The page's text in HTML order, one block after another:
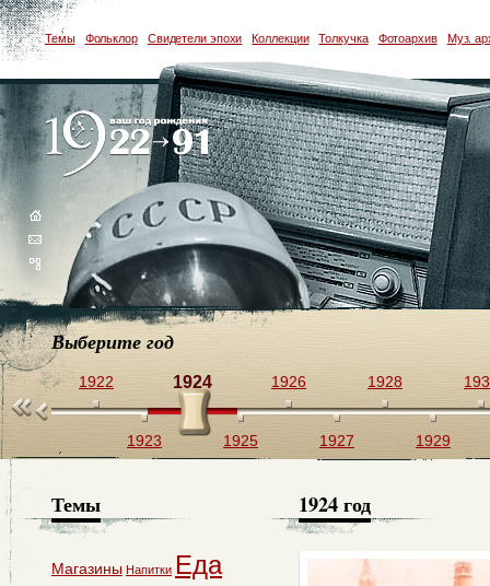
Темы Фольклор Свидетели эпохи Коллекции Толкучка Фотоархив Муз.
Выберите год
1922
1923
1924
1925
1926
1927
1928
1929
1924 год
Темы
Магазины Напитки Еда